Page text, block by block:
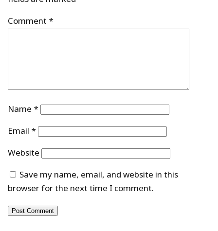
Comment *
Name *
Email *
Website
Save my name, email, and website in this
browser for the next time I comment.